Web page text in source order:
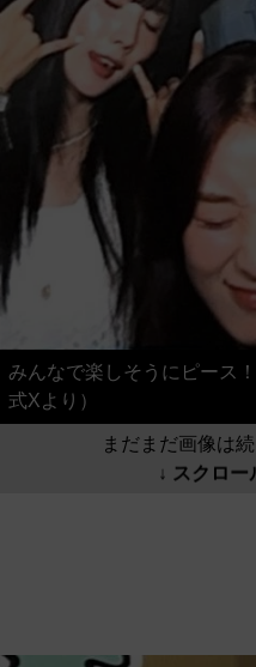
みんなで楽しそうにピース
式Xより）
まだまだ画像は
↓ スクロー